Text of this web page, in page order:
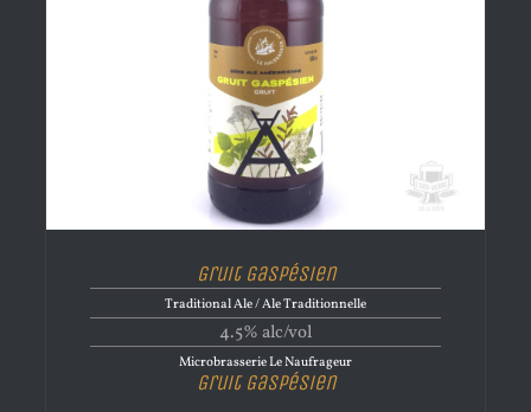
Gruit Gaspésien
Traditional Ale / Ale Traditionnelle
4.5% alc/vol
Microbrasserie Le Naufrageur
Gruit Gaspésien